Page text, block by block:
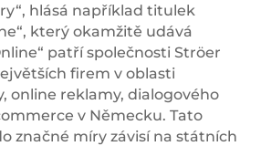
hlásá například titulek
který okamžitě udává
patří společnosti Ströer
firem v oblasti
online reklamy, dialogového
v Německu. Tato
značné míry závisí na státních